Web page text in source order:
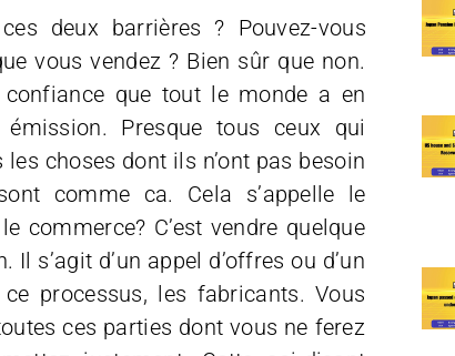
deux barrières ? Pouvez-vous
vous vendez ? Bien sûr que non.
que tout le monde a en
Presque tous ceux qui
choses dont ils n’ont pas besoin
comme ca. Cela s’appelle le
commerce? C’est vendre quelque
s’agit d’un appel d’offres ou d’un
processus, les fabricants. Vous
ces parties dont vous ne ferez